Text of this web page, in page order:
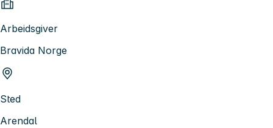
Arbeidsgiver
Bravida Norge
Sted
Arendal